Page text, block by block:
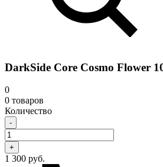
DarkSide Core Cosmo Flower
0
0 товаров
Количество
-
+
1 300 руб.